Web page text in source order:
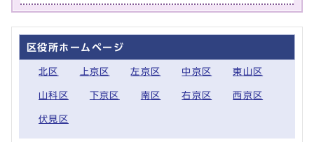
区役所ホームページ
北区 上京区 左京区 中京区 東山区
山科区 下京区 南区 右京区 西京区
伏見区